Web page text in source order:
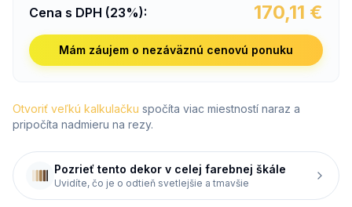
Cena s DPH (23%): 170,11 €
Mám záujem o nezáväznú cenovú ponuku
Otvoriť veľkú kalkulačku spočíta viac miestností naraz a
pripočíta nadmieru na rezy.
Pozrieť tento dekor v celej farebnej škále
Uvidíte, čo je o odtieň svetlejšie a tmavšie